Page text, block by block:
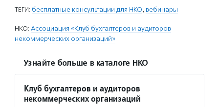
ТЕГИ: бесплатные консультации для НКО, вебинары
НКО: Ассоциация «Клуб бухгалтеров и аудиторов
некоммерческих организаций»
Узнайте больше в каталоге НКО
Клуб бухгалтеров и аудиторов
некоммерческих организаций